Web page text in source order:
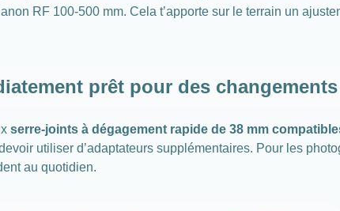
RF 100-500 mm. Cela t’apporte sur le terrain un
prêt pour des
serre-joints à dégagement rapide de 38 mm
utiliser d’adaptateurs supplémentaires. Pour les
au quotidien.